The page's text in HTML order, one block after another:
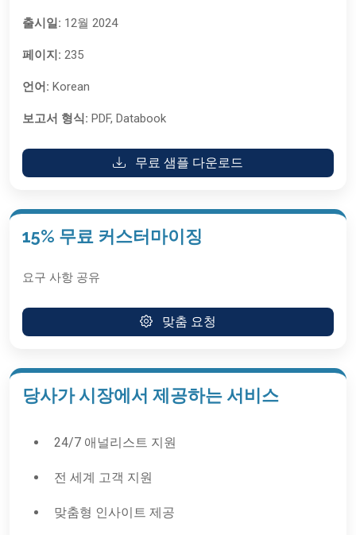
출시일: 12월 2024
페이지: 235
언어: Korean
보고서 형식: PDF, Databook
무료 샘플 다운로드
15% 무료 커스터마이징
요구 사항 공유
맞춤 요청
당사가 시장에서 제공하는 서비스
24/7 애널리스트 지원
전 세계 고객 지원
맞춤형 인사이트 제공